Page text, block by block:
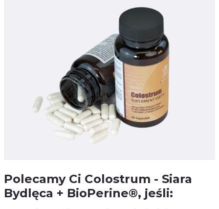
Polecamy Ci Colostrum - Siara
Bydlęca + BioPerine®, jeśli: